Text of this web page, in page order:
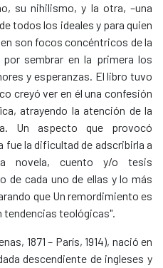
su nihilismo, y la otra, –una
todos los ideales y para quien
son focos concéntricos de la
sembrar en la primera los
y esperanzas. El libro tuvo
creyó ver en él una confesión
atrayendo la atención de la
Un aspecto que provocó
la dificultad de adscribirla a
novela, cuento y/o tesis
de cada uno de ellas y lo más
que Un remordimiento es
tendencias teológicas".
1871 – París, 1914), nació en
descendiente de ingleses y